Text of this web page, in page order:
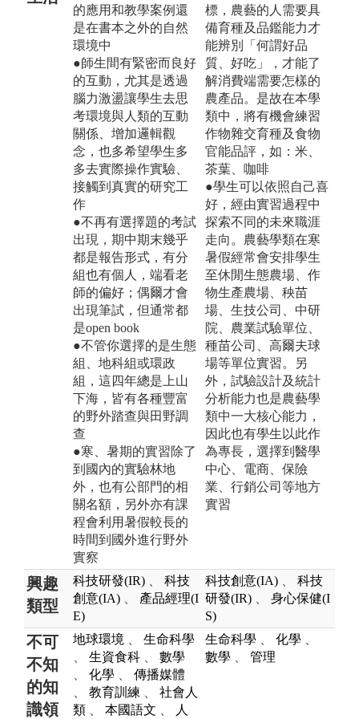
的應用和教學案例還
是在書本之外的自然
環境中
●師生間有緊密而良好
的互動，尤其是透過
腦力激盪讓學生去思
考環境與人類的互動
關係、增加邏輯觀
念，也多希望學生多
多去實際操作實驗、
接觸到真實的研究工
作
●不再有選擇題的考試
出現，期中期末幾乎
都是報告形式，有分
組也有個人，端看老
師的偏好；偶爾才會
出現筆試，但通常都
是open book
●不管你選擇的是生態
組、地科組或環政
組，這四年總是上山
下海，皆有各種豐富
的野外踏查與田野調
查
●寒、暑期的實習除了
到國內的實驗林地
外，也有公部門的相
關名額，另外亦有課
程會利用暑假較長的
時間到國外進行野外
實察
標，農藝的人需要具
備育種及品鑑能力才
能辨別「何謂好品
質、好吃」，才能了
解消費端需要怎樣的
農產品。是故在本學
類中，將有機會練習
作物雜交育種及食物
官能品評，如：米、
茶葉、咖啡
●學生可以依照自己喜
好，經由實習過程中
探索不同的未來職涯
走向。農藝學類在寒
暑假經常會安排學生
至休閒生態農場、作
物生產農場、秧苗
場、生技公司、中研
院、農業試驗單位、
種苗公司、高爾夫球
場等單位實習。另
外，試驗設計及統計
分析能力也是農藝學
類中一大核心能力，
因此也有學生以此作
為專長，選擇到醫學
中心、電商、保險
業、行銷公司等地方
實習
興趣
類型
科技研發(IR)
科技
創意(IA)
產品經理(I
E)
科技創意(IA)
科技
研發(IR)
身心保健(I
S)
不可
不知
的知
識領
地球環境
生命科學
生資食科
數學
化學
傳播媒體
教育訓練
社會人
類
本國語文
人
生命科學 化學
數學
管理